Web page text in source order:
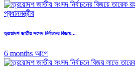
ত্রয়োদশ জাতীয় সংসদ নির্বাচনের বিজয়ে...
6 months আগে